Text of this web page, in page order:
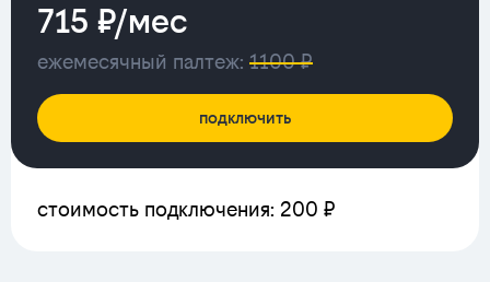
715 ₽/мес
ежемесячный палтеж: 1100 ₽
подключить
стоимость подключения: 200 ₽